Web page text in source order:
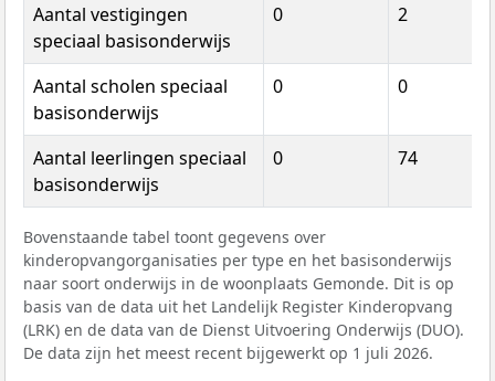
Aantal vestigingen
speciaal basisonderwijs
0 2
Aantal scholen speciaal
basisonderwijs
0 0
Aantal leerlingen speciaal
basisonderwijs
0 74
Bovenstaande tabel toont gegevens over
kinderopvangorganisaties per type en het basisonderwijs
naar soort onderwijs in de woonplaats Gemonde. Dit is op
basis van de data uit het Landelijk Register Kinderopvang
(LRK) en de data van de Dienst Uitvoering Onderwijs (DUO).
De data zijn het meest recent bijgewerkt op 1 juli 2026.